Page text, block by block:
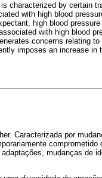
characterized by certain
with high blood
high blood
with high blood
concerns relating
imposes an increase in
Caracterizada por
comprometido
mudanças de